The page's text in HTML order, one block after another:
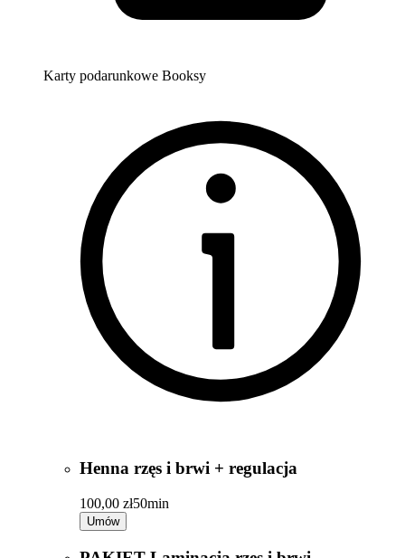
Karty podarunkowe Booksy
Henna rzęs i brwi + regulacja
100,00 zł50min
Umów